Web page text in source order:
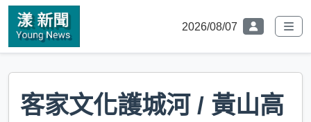
2026/08/07
客家文化護城河 / 黃山高